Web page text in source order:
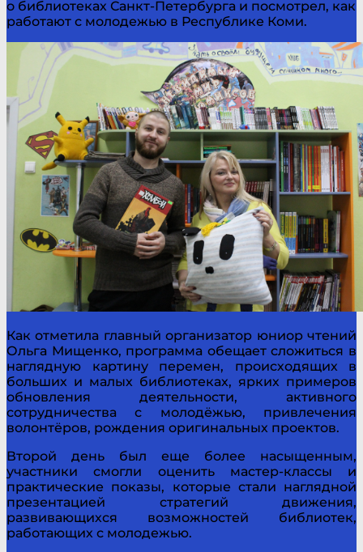
о библиотеках Санкт-Петербурга и посмотрел, как
работают с молодежью в Республике Коми.
Как отметила главный организатор юниор чтений
Ольга Мищенко, программа обещает сложиться в
наглядную картину перемен, происходящих в
больших и малых библиотеках, ярких примеров
обновления деятельности, активного
сотрудничества с молодёжью, привлечения
волонтёров, рождения оригинальных проектов.
Второй день был еще более насыщенным,
участники смогли оценить мастер-классы и
практические показы, которые стали наглядной
презентацией стратегий движения,
развивающихся возможностей библиотек,
работающих с молодежью.